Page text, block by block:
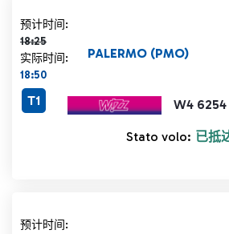
预计时间:
18:25
计划时间 18:25 删除线
实际时间:
18:50
W4 6254
PALERMO (PMO)
T1
Stato volo: 已抵
预计时间:
计划时间 18:25 删除线